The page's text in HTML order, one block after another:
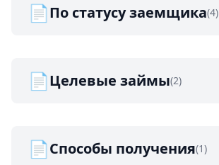
📄По статусу заемщика(4)
📄Целевые займы(2)
📄Способы получения(1)